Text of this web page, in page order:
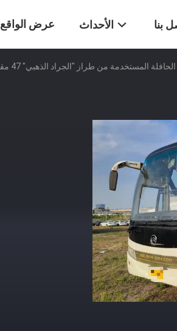
عرض الواقع
الافتراضي
الأحداث بنا
الحافلة المستخدمة من طراز "الجراد الذهبي" 47 مقعد حافلة سياحية فاخرة